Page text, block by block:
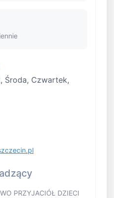
Środa, Czwartek,
PRZYJACIÓŁ DZIECI